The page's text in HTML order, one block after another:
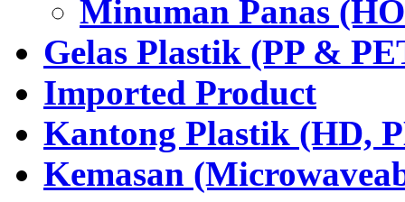
Minuman Panas
Gelas Plastik (PP &
Imported Product
Kantong Plastik (HD,
Kemasan